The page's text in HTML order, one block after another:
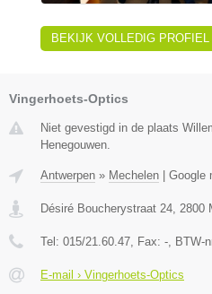
BEKIJK VOLLEDIG PROFIEL
Vingerhoets-Optics
Niet gevestigd in de plaats
Henegouwen.
Antwerpen » Mechelen | Google
Désiré Boucherystraat 24 2800
Tel: 015/21.60.47 , Fax: - , BTW-
E-mail › Vingerhoets-Optics